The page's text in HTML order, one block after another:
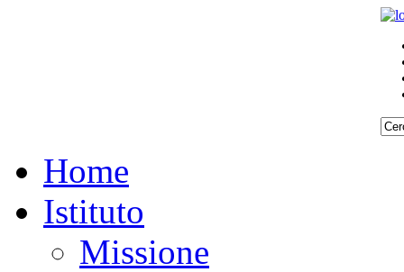
Home
Istituto
Missione